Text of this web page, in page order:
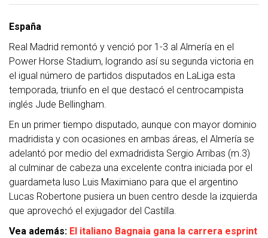
España
Real Madrid remontó y venció por 1-3 al Almería en el
Power Horse Stadium, logrando así su segunda victoria en
el igual número de partidos disputados en LaLiga esta
temporada, triunfo en el que destacó el centrocampista
inglés Jude Bellingham.
En un primer tiempo disputado, aunque con mayor dominio
madridista y con ocasiones en ambas áreas, el Almería se
adelantó por medio del exmadridista Sergio Arribas (m.3)
al culminar de cabeza una excelente contra iniciada por el
guardameta luso Luis Maximiano para que el argentino
Lucas Robertone pusiera un buen centro desde la izquierda
que aprovechó el exjugador del Castilla.
Vea además: El italiano Bagnaia gana la carrera esprint